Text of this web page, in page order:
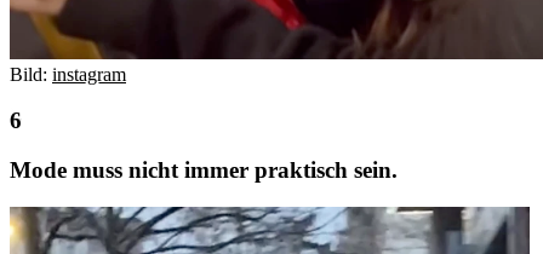
Bild: instagram
Mode muss nicht immer praktisch sein.